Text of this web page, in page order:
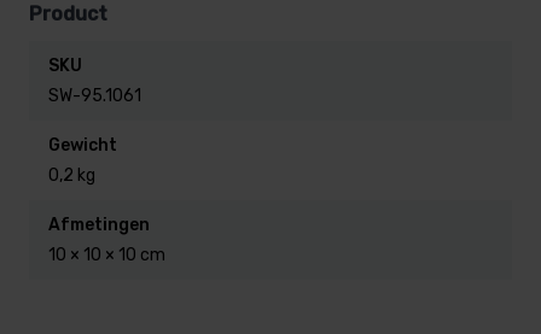
Product
SKU
SW-95.1061
Gewicht
0,2 kg
Afmetingen
10 × 10 × 10 cm